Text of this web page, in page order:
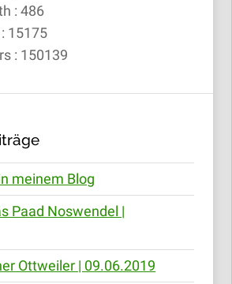
: 486
15175
: 150139
meinem Blog
Paad Noswendel |
Ottweiler | 09.06.2019